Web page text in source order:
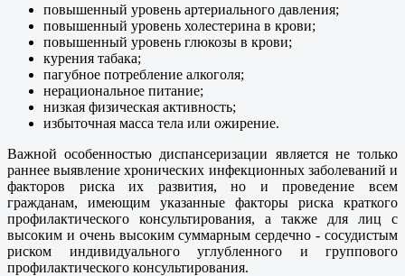
повышенный уровень артериального давления;
повышенный уровень холестерина в крови;
повышенный уровень глюкозы в крови;
курения табака;
пагубное потребление алкоголя;
нерациональное питание;
низкая физическая активность;
избыточная масса тела или ожирение.
Важной особенностью диспансеризации является не только
раннее выявление хронических инфекционных заболеваний и
факторов риска их развития, но и проведение всем
гражданам, имеющим указанные факторы риска краткого
профилактического консультирования, а также для лиц с
высоким и очень высоким суммарным сердечно - сосудистым
риском индивидуального углубленного и группового
профилактического консультирования.